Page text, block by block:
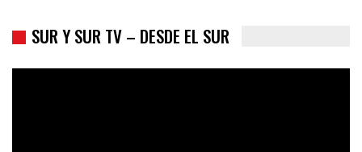
SUR Y SUR TV – DESDE EL SUR